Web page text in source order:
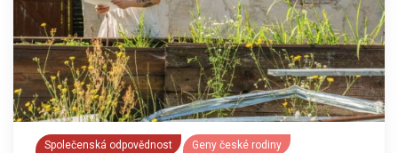
Společenská odpovědnost Geny české rodiny